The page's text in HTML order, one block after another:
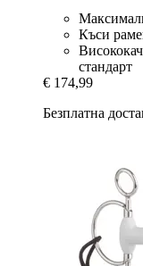
Къси
стандарт
€ 174,99
Безплатна